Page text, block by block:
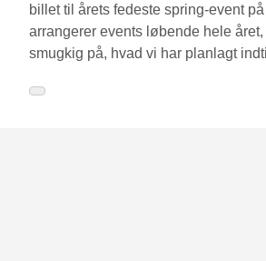
billet til årets fedeste spring-event
arrangerer events løbende hele
smugkig på, hvad vi har planlagt